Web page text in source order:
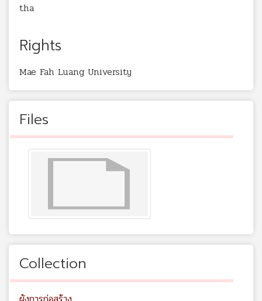
tha
Rights
Mae Fah Luang University
Files
Collection